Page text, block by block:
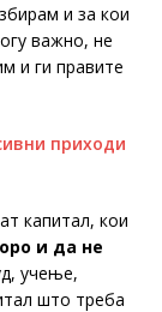
и за кои
важно, не
и ги правите
приходи
капитал, кои
и да не
учење,
што треба